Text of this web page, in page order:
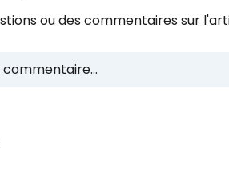
ou des commentaires sur